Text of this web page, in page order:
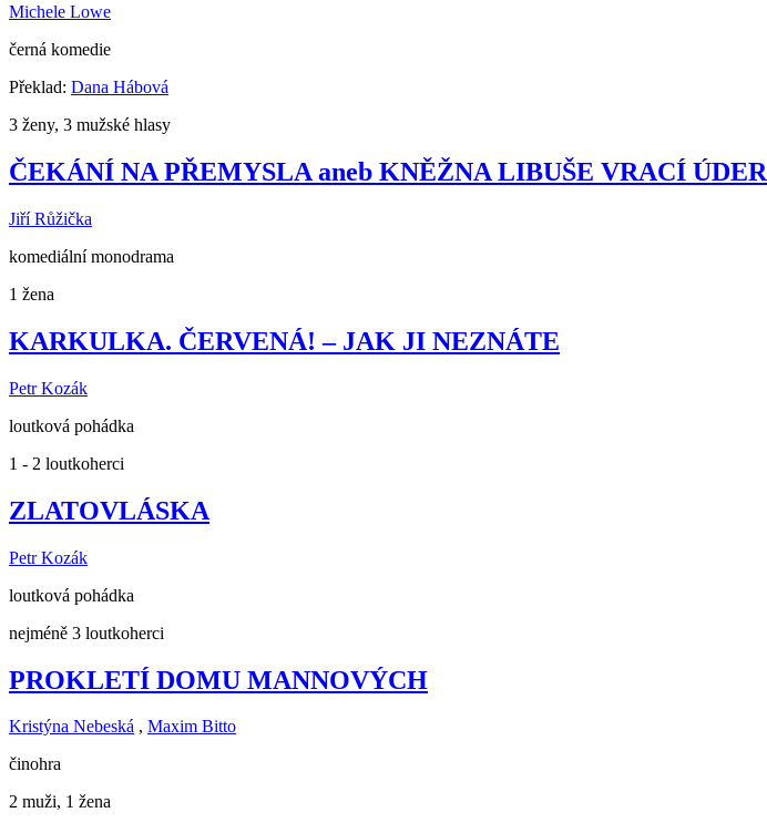
Michele Lowe
černá komedie
Překlad: Dana Hábová
3 ženy, 3 mužské hlasy
ČEKÁNÍ NA PŘEMYSLA aneb KNĚŽNA LIBUŠE VRACÍ ÚDER
Jiří Růžička
komediální monodrama
1 žena
KARKULKA. ČERVENÁ! – JAK JI NEZNÁTE
Petr Kozák
loutková pohádka
1 - 2 loutkoherci
ZLATOVLÁSKA
Petr Kozák
loutková pohádka
nejméně 3 loutkoherci
PROKLETÍ DOMU MANNOVÝCH
Kristýna Nebeská , Maxim Bitto
činohra
2 muži, 1 žena